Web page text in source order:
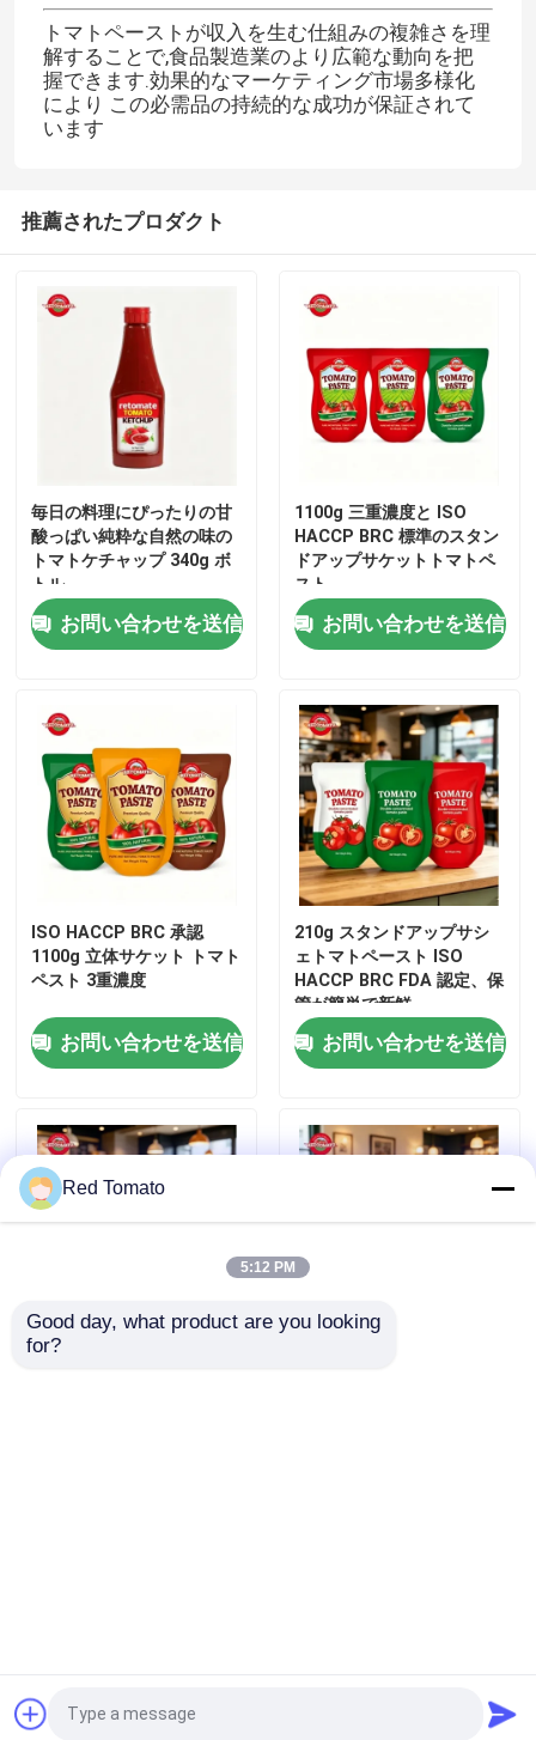
製品
ビデオ
品質管理
連絡 ください
引金 を 求め て ください
レッド トマト パスト
ドラムトマトペースト
トマトパスタ缶詰
トマトパスタ
トマトペストのボトル
サケット・ケチャップ
ボトル ケチャップ
ミックスベジタブルの缶詰
トマトペーストが収入を生む仕組みの複雑さを理
解することで,食品製造業のより広範な動向を把
握できます.効果的なマーケティング市場多様化
により この必需品の持続的な成功が保証されて
います
推薦されたプロダクト
毎日の料理にぴったりの甘
酸っぱい純粋な自然の味の
トマトケチャップ 340g ボ
トル
お問い合わせを送信
1100g 三重濃度と ISO
HACCP BRC 標準のスタン
ドアップサケットトマトペ
スト
お問い合わせを送信
ISO HACCP BRC 承認
1100g 立体サケット トマト
ペスト 3重濃度
お問い合わせを送信
210g スタンドアップサシ
ェトマトペースト ISO
HACCP BRC FDA 認定、保
管が簡単で新鮮
お問い合わせを送信
ISO HACCP BRC FDA基準
2026 Red Tomato Foods Group Limited. All
Red Tomato
5:12 PM
Good day, what product are you looking
for?